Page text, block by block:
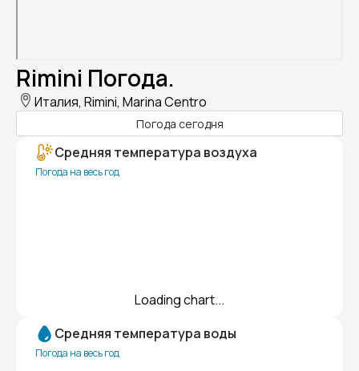
Rimini Погода.
Италия, Rimini, Marina Centro
Погода сегодня
Средняя температура воздуха
Погода на весь год
Loading chart...
Средняя температура воды
Погода на весь год